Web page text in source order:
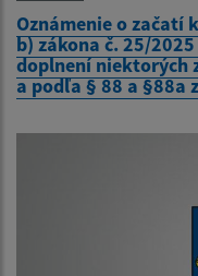
Oznámenie o začatí
b) zákona č. 25/
doplnení niektorých
a podľa § 88 a §88a